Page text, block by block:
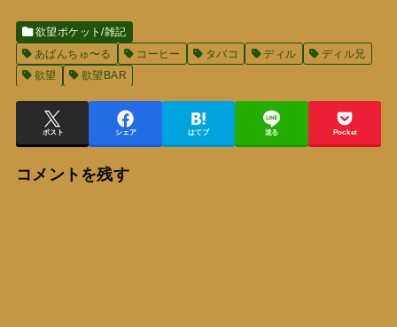
欲望ポケット/雑記
あばんちゅ〜る
コーヒー タバコ ディル
ディル兄
欲望
欲望BAR
ポスト シェア はてブ 送る Pocket
コメントを残す